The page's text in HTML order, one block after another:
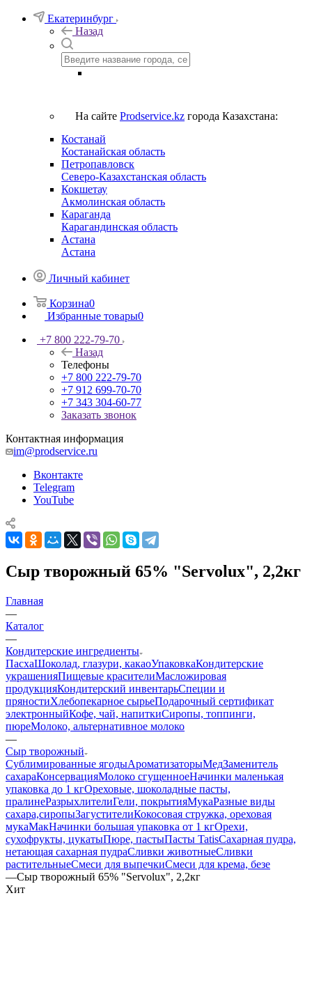
Екатеринбург
Назад
На сайте Prodservice.kz города Казахстана:
Костанай
Костанайская область
Петропавловск
Северо-Казахстанская область
Кокшетау
Акмолинская область
Караганда
Карагандинская область
Астана
Астана
Личный кабинет
Корзина0
Избранные товары0
+7 800 222-79-70
Назад
Телефоны
+7 800 222-79-70
+7 912 699-70-70
+7 343 304-60-77
Заказать звонок
Контактная информация
im@prodservice.ru
Вконтакте
Telegram
YouTube
Сыр творожный 65% "Servolux", 2,2кг
Главная
—
Каталог
—
Кондитерские ингредиенты
ПасхаШоколад, глазури, какаоУпаковкаКондитерские
украшенияПищевые красителиМасложировая
продукцияКондитерский инвентарьСпеции и
пряностиХлебопекарное сырьеПодарочный сертификат
электронныйКофе, чай, напиткиСиропы, топпинги,
пюреМолоко, альтернативное молоко
—
Сыр творожный
Сублимированные ягодыАроматизаторыМедЗаменитель
сахараКонсервацияМолоко сгущенноеНачинки маленькая
упаковка до 1 кгОреховые, шоколадные пасты,
пралинеРазрыхлителиГели, покрытияМукаРазные виды
сахара,сиропыЗагустителиКокосовая стружка, ореховая
мукаМакНачинки большая упаковка от 1 кгОрехи,
сухофрукты, цукатыПюре, пастыПасты TatisСахарная пудра,
нетающая сахарная пудраСливки животныеСливки
растительныеСмеси для выпечкиСмеси для крема, безе
—Сыр творожный 65% "Servolux", 2,2кг
Хит